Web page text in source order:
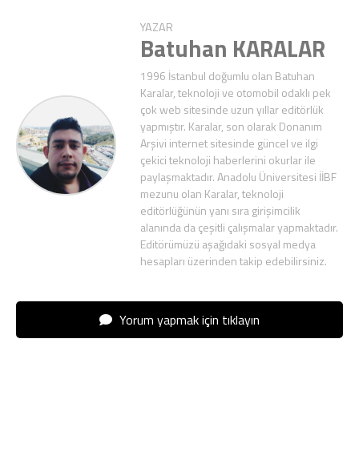
YAZAR
Batuhan KARALAR
1996 İstanbul doğumlu olan Batuhan
Karalar, teknoloji ve otomobil odaklı pek
çok web sitesinde uzun yıllar editörlük
yapmıştır. Karalar, son olarak Donanım
Arşivi internet sitesinde güncel ve ilgi
çekici teknoloji haberlerini okurlar ile
paylaşmaktadır. Anadolu Üniversitesi İİBF
mezunu olan Karalar, teknoloji
editörlüğünün yanı sıra girişimcilik
alanında da çeşitli çalışmalar yapmaktadır.
Editörümüzü aşağıdaki sosyal medya
hesapları üzerinden takip edebilirsiniz.
Yorum yapmak için tıklayın